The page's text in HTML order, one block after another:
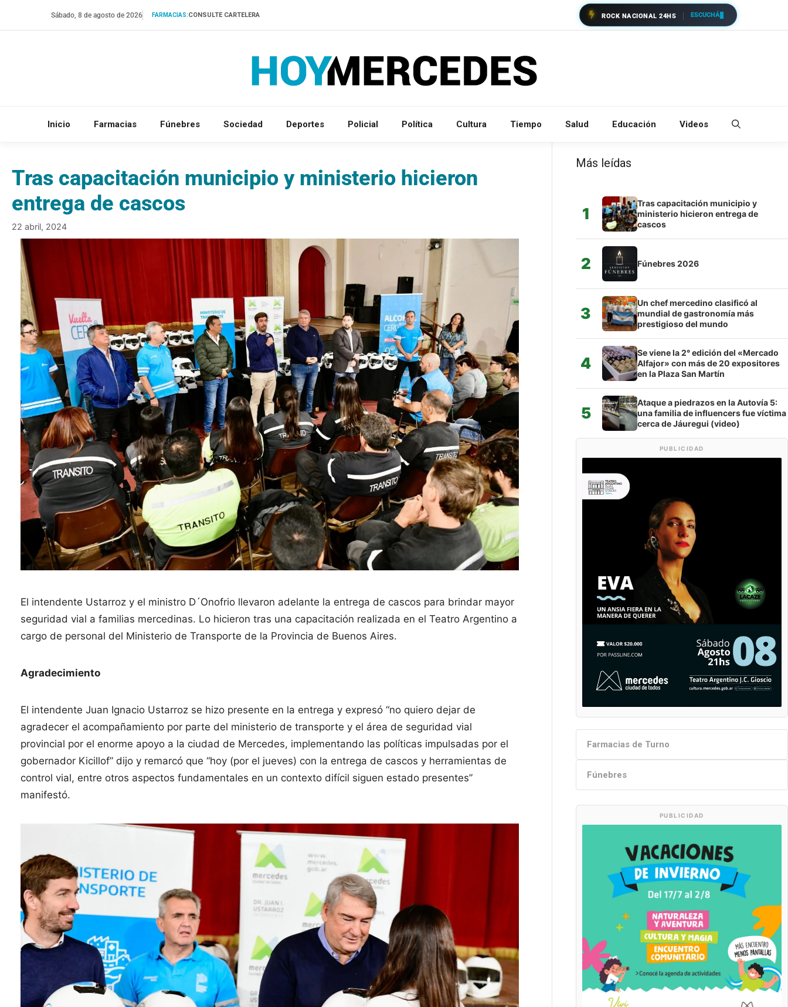
Sábado, 8 de agosto de 2026 FARMACIAS:CONSULTE CARTELERA ROCK NACIONAL 24HS ESCUCHÁ
Inicio Farmacias Fúnebres Sociedad Deportes Policial Política Cultura Tiempo Salud Educación Videos
Tras capacitación municipio y ministerio hicieron
entrega de cascos
22 abril, 2024
El intendente Ustarroz y el ministro D´Onofrio llevaron adelante la entrega de cascos para brindar mayor
seguridad vial a familias mercedinas. Lo hicieron tras una capacitación realizada en el Teatro Argentino a
cargo de personal del Ministerio de Transporte de la Provincia de Buenos Aires.
Agradecimiento
El intendente Juan Ignacio Ustarroz se hizo presente en la entrega y expresó “no quiero dejar de
agradecer el acompañamiento por parte del ministerio de transporte y el área de seguridad vial
provincial por el enorme apoyo a la ciudad de Mercedes, implementando las políticas impulsadas por el
gobernador Kicillof” dijo y remarcó que “hoy (por el jueves) con la entrega de cascos y herramientas de
control vial, entre otros aspectos fundamentales en un contexto difícil siguen estado presentes”
manifestó.
Más leídas
1
Tras capacitación municipio y
ministerio hicieron entrega de
cascos
2 Fúnebres 2026
3
Un chef mercedino clasificó al
mundial de gastronomía más
prestigioso del mundo
4
Se viene la 2° edición del «Mercado
Alfajor» con más de 20 expositores
en la Plaza San Martín
5
Ataque a piedrazos en la Autovía 5:
una familia de influencers fue víctima
cerca de Jáuregui (video)
PUBLICIDAD
Farmacias de Turno
Fúnebres
PUBLICIDAD